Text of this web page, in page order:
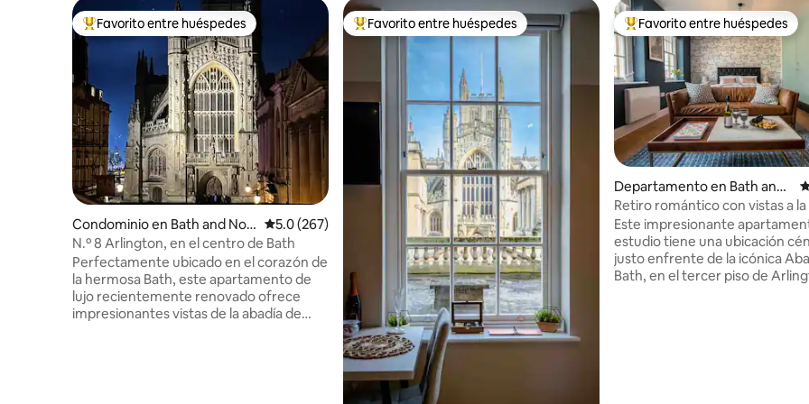
De los mejores en Favorito entre huéspedes
Favorito entre huéspedes
Condominio en Bath and Nort
h East Somerset
Calificación promedio: 5.0 de 5; 267 evaluaciones
5.0 (267)
N.º 8 Arlington, en el centro de Bath
Perfectamente ubicado en el corazón de
la hermosa Bath, este apartamento de
lujo recientemente renovado ofrece
impresionantes vistas de la abadía de
De los mejores en Favorito entre huéspedes
Favorito entre huéspedes De los mejores en Favorito
Favorito entre huéspedes
Departamento en Bath and
North East Somerset
Retiro romántico con vistas a la
Este impresionante
estudio tiene una ubicación
justo enfrente de la icónica
Bath, en el tercer piso de